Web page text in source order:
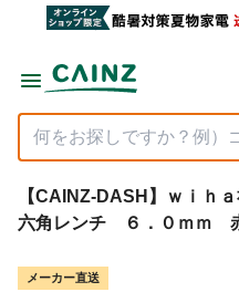
【CAINZ-DASH】ｗｉ
六角レンチ ６．０ｍｍ 赤
メーカー直送